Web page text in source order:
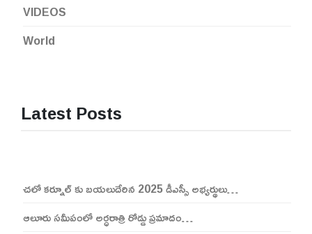
VIDEOS
World
Latest Posts
చలో కర్నూల్ కు బయలుదేరిన 2025 డీఎస్సీ అభ్యర్థులు…
ఆలూరు సమీపంలో అర్ధరాత్రి రోడ్డు ప్రమాదం…